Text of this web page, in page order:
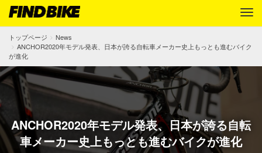
トップページ
News
ANCHOR2020年モデル発表、日本が誇る自転車メーカー史上もっとも進むバイク
が進化
ANCHOR2020年モデル発表、日本が誇る自転
車メーカー史上もっとも進むバイクが進化